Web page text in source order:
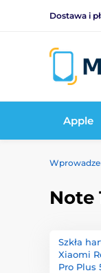
Dostawa i
Apple
Note
Szkła
Xiaomi
Pro Plus